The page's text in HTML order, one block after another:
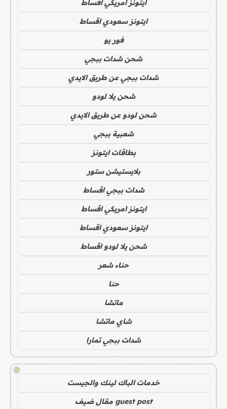
ايتونز امريكي اقساط
ايتونز سعودي اقساط
فور يو
شحن شدات ببجي
شدات ببجي عن طريق الايدي
شحن يلا لودو
شحن لودو عن طريق الايدي
شعبية ببجي
بطاقات ايتونز
بلايستيشن ستور
شدات ببجي اقساط
ايتونز امريكي اقساط
ايتونز سعودي اقساط
شحن يلا لودو اقساط
حناء شعر
حنا
ماتشا
شاي ماتشا
شدات ببجي تمارا
!
خدمات الباك لينك والجيست
guest post مقال ضيف